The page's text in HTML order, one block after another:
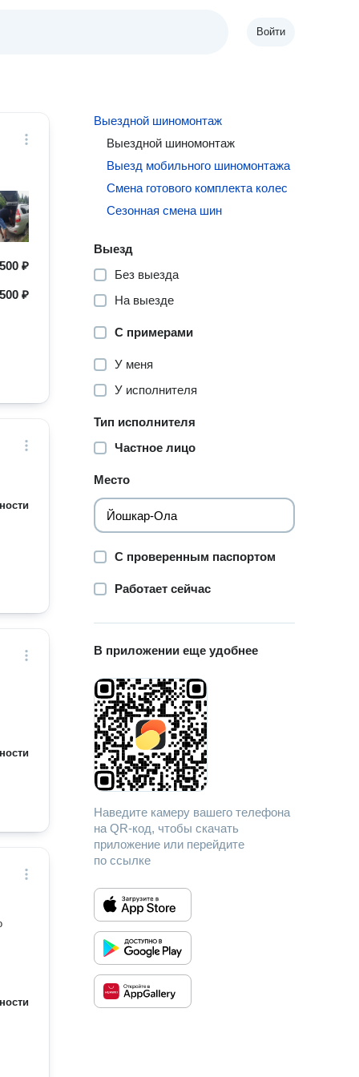
Войти
500 ₽
500 ₽
Выездной шиномонтаж
Выездной шиномонтаж
Выезд мобильного шиномонтажа
Смена готового комплекта колес
Сезонная смена шин
Выезд
Без выезда
На выезде
С примерами
У меня
У исполнителя
Тип исполнителя
Частное лицо
Место
С проверенным паспортом
Работает сейчас
В приложении еще удобнее
Наведите камеру вашего телефона
на QR-код, чтобы скачать
приложение или перейдите
по ссылке